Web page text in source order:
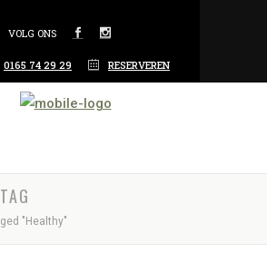
VOLG ONS
0165 74 29 29 RESERVEREN
"Healthy"